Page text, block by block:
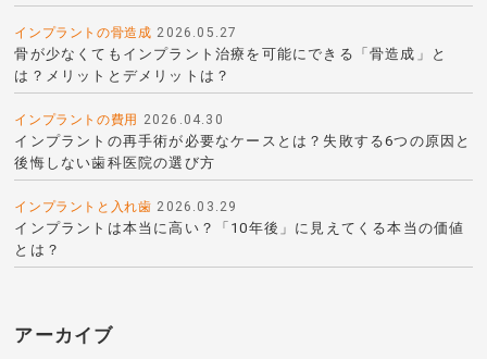
インプラントの骨造成 2026.05.27
骨が少なくてもインプラント治療を可能にできる「骨造成」と
は？メリットとデメリットは？
インプラントの費用 2026.04.30
インプラントの再手術が必要なケースとは？失敗する6つの原因と
後悔しない歯科医院の選び方
インプラントと入れ歯 2026.03.29
インプラントは本当に高い？「10年後」に見えてくる本当の価値
とは？
アーカイブ